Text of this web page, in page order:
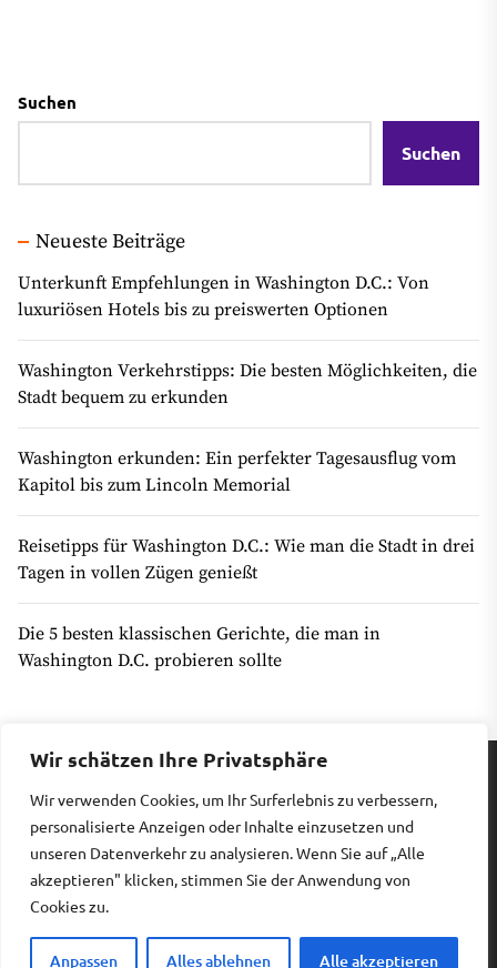
Wir schätzen Ihre Privatsphäre
Wir verwenden Cookies, um Ihr Surferlebnis zu verbessern,
personalisierte Anzeigen oder Inhalte einzusetzen und
unseren Datenverkehr zu analysieren. Wenn Sie auf „Alle
akzeptieren" klicken, stimmen Sie der Anwendung von
Cookies zu.
Anpassen Alles ablehnen Alle akzeptieren
Suchen
Suchen
Neueste Beiträge
Unterkunft Empfehlungen in Washington D.C.: Von
luxuriösen Hotels bis zu preiswerten Optionen
Washington Verkehrstipps: Die besten Möglichkeiten, die
Stadt bequem zu erkunden
Washington erkunden: Ein perfekter Tagesausflug vom
Kapitol bis zum Lincoln Memorial
Reisetipps für Washington D.C.: Wie man die Stadt in drei
Tagen in vollen Zügen genießt
Die 5 besten klassischen Gerichte, die man in
Washington D.C. probieren sollte
Impressum|Datenschutz
Copyright © 2026